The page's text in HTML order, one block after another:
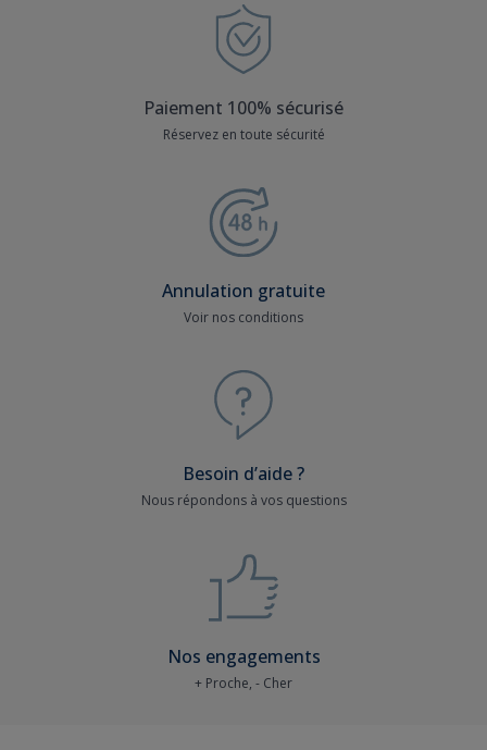
Paiement 100% sécurisé
Réservez en toute sécurité
Annulation gratuite
Voir nos conditions
Besoin d’aide ?
Nous répondons à vos questions
Nos engagements
+ Proche, - Cher